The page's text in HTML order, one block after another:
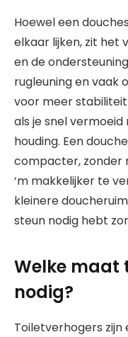
Hoewel een
elkaar lijken, zit het
en de
rugleuning en vaak
voor meer
als je snel
houding. Een
compacter, zonder
‘m makkelijker te
kleinere
steun nodig hebt
Welke maat
nodig?
Toiletverhogers zijn